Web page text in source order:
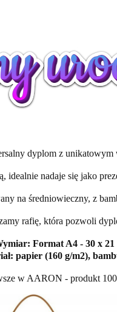
dyplom z unikatowym
nadaje się jako
na średniowieczny, z
rafię, która pozwoli
Format A4 - 30 x 21
papier (160 g/m2),
w AARON - produkt